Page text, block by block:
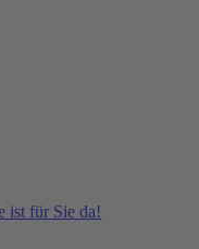
ist für Sie da!